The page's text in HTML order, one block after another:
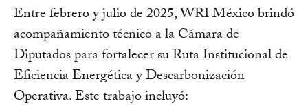
Entre febrero y julio de 2025, WRI México brindó
acompañamiento técnico a la Cámara de
Diputados para fortalecer su Ruta Institucional de
Eficiencia Energética y Descarbonización
Operativa. Este trabajo incluyó: